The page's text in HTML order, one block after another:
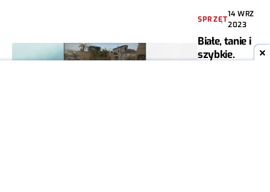
SPRZĘT
14 WRZ
2023
Białe, tanie i
szybkie.